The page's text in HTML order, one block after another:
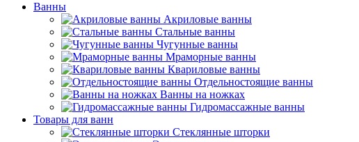
Ванны
Акриловые ванны
Стальные ванны
Чугунные ванны
Мраморные ванны
Квариловые ванны
Отдельностоящие ванны
Ванны на ножках
Гидромассажные ванны
Товары для ванн
Стеклянные шторки